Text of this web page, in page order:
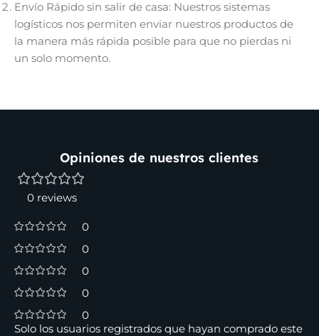
Envío Rápido sin salir de casa: Nuestros sistemas
logísticos nos permiten enviar nuestros productos de
la manera más rápida posible para que no pierdas ni
un solo momento.
Opiniones de nuestros clientes
0 reviews
0
0
0
0
0
Solo los usuarios registrados que hayan comprado este